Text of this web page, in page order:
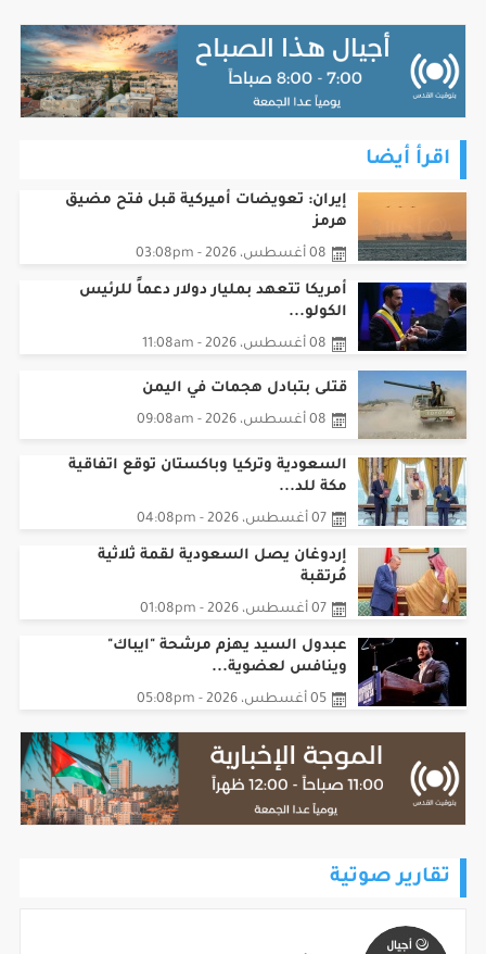
اقرأ أيضا
إيران: تعويضات أميركية قبل فتح مضيق
هرمز
08 أغسطس، 2026 - 03:08pm
أمريكا تتعهد بمليار دولار دعماً للرئيس
الكولو...
08 أغسطس، 2026 - 11:08am
قتلى بتبادل هجمات في اليمن
08 أغسطس، 2026 - 09:08am
السعودية وتركيا وباكستان توقع اتفاقية
مكة للد...
07 أغسطس، 2026 - 04:08pm
إردوغان يصل السعودية لقمة ثلاثية
مُرتقبة
07 أغسطس، 2026 - 01:08pm
عبدول السيد يهزم مرشحة "ايباك"
وينافس لعضوية...
05 أغسطس، 2026 - 05:08pm
تقارير صوتية